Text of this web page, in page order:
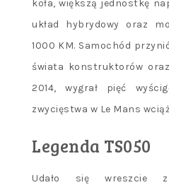
koła, większą jednostkę
układ hybrydowy oraz
1000 KM. Samochód
świata konstruktorów
2014, wygrał pięć
zwycięstwa w Le Mans
Legenda TS050
Udało się wreszcie